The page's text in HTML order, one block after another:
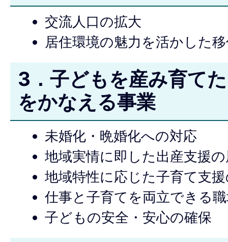
交流人口の拡大
居住環境の魅力を活かした
3．子どもを産み育て
をかなえる事業
未婚化・晩婚化への対応
地域実情に即した出産支援
地域特性に応じた子育て支
仕事と子育てを両立できる
子どもの安全・安心の確保